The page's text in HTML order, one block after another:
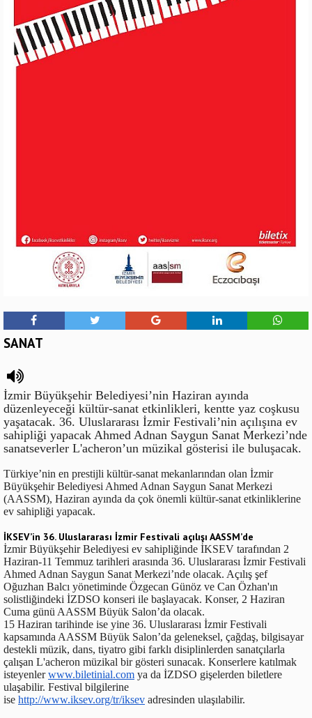
SANAT
İzmir Büyükşehir Belediyesi’nin Haziran ayında
düzenleyeceği kültür-sanat etkinlikleri, kentte yaz coşkusu
yaşatacak. 36. Uluslararası İzmir Festivali’nin açılışına ev
sahipliği yapacak Ahmed Adnan Saygun Sanat Merkezi’nde
sanatseverler L'acheron’un müzikal gösterisi ile buluşacak.
Türkiye’nin en prestijli kültür-sanat mekanlarından olan İzmir
Büyükşehir Belediyesi Ahmed Adnan Saygun Sanat Merkezi
(AASSM), Haziran ayında da çok önemli kültür-sanat etkinliklerine
ev sahipliği yapacak.
İKSEV’in 36. Uluslararası İzmir Festivali açılışı AASSM’de
İzmir Büyükşehir Belediyesi ev sahipliğinde İKSEV tarafından 2
Haziran-11 Temmuz tarihleri arasında 36. Uluslararası İzmir Festivali
Ahmed Adnan Saygun Sanat Merkezi’nde olacak. Açılış şef
Oğuzhan Balcı yönetiminde Özgecan Günöz ve Can Özhan'ın
solistliğindeki İZDSO konseri ile başlayacak. Konser, 2 Haziran
Cuma günü AASSM Büyük Salon’da olacak.
15 Haziran tarihinde ise yine 36. Uluslararası İzmir Festivali
kapsamında AASSM Büyük Salon’da geleneksel, çağdaş, bilgisayar
destekli müzik, dans, tiyatro gibi farklı disiplinlerden sanatçılarla
çalışan L'acheron müzikal bir gösteri sunacak. Konserlere katılmak
isteyenlerwww.biletinial.com ya da İZDSO gişelerden biletlere
ulaşabilir. Festival bilgilerine
ise http://www.iksev.org/tr/iksev adresinden ulaşılabilir.